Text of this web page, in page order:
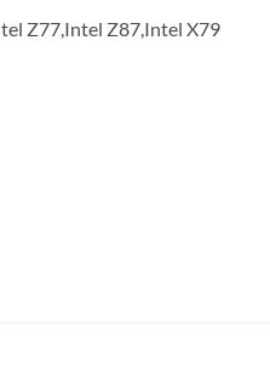
Z77,Intel Z87,Intel X79